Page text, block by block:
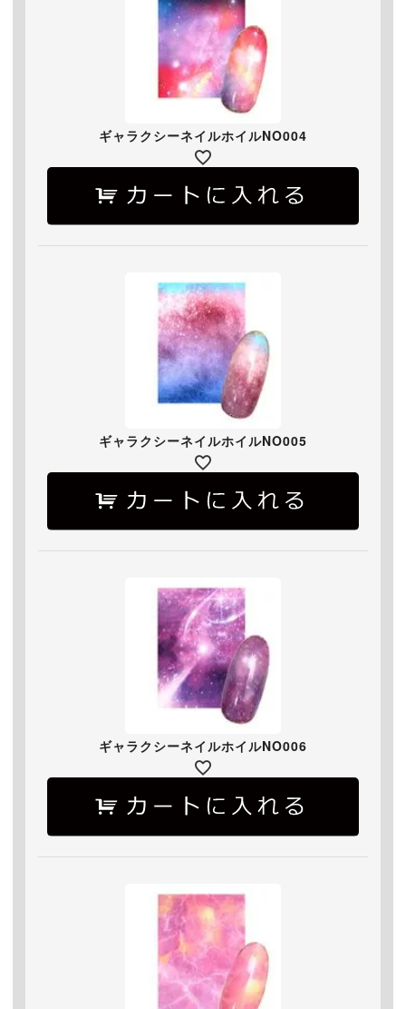
ギャラクシーネイルホイルNO004
ギャラクシーネイルホイルNO005
ギャラクシーネイルホイルNO006